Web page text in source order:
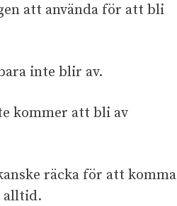
att använda för att bli
inte blir av.
kommer att bli av
räcka för att komma
alltid.